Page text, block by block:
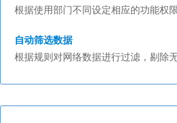
根据使用部门不同设定相应的功能权
自动筛选数据
根据规则对网络数据进行过滤，剔除